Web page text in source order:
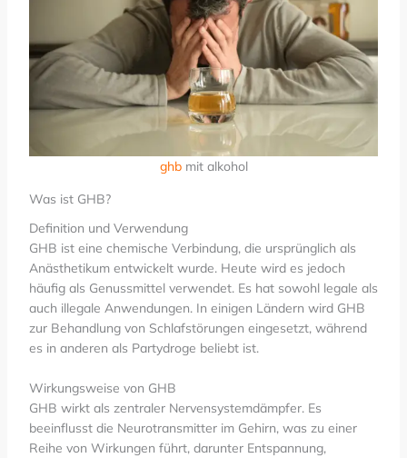
ghbmit alkohol
Was ist GHB?
Definition und Verwendung
GHB ist eine chemische Verbindung, die ursprünglich als
Anästhetikum entwickelt wurde. Heute wird es jedoch
häufig als Genussmittel verwendet. Es hat sowohl legale als
auch illegale Anwendungen. In einigen Ländern wird GHB
zur Behandlung von Schlafstörungen eingesetzt, während
es in anderen als Partydroge beliebt ist.
Wirkungsweise von GHB
GHB wirkt als zentraler Nervensystemdämpfer. Es
beeinflusst die Neurotransmitter im Gehirn, was zu einer
Reihe von Wirkungen führt, darunter Entspannung,